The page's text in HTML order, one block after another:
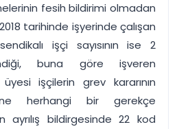
fesih bildirimi olmadan
tarihinde işyerinde çalışan
işçi sayısının ise 2
buna göre işveren
işçilerin grev kararının
herhangi bir gerekçe
ayrılış bildirgesinde 22 kod